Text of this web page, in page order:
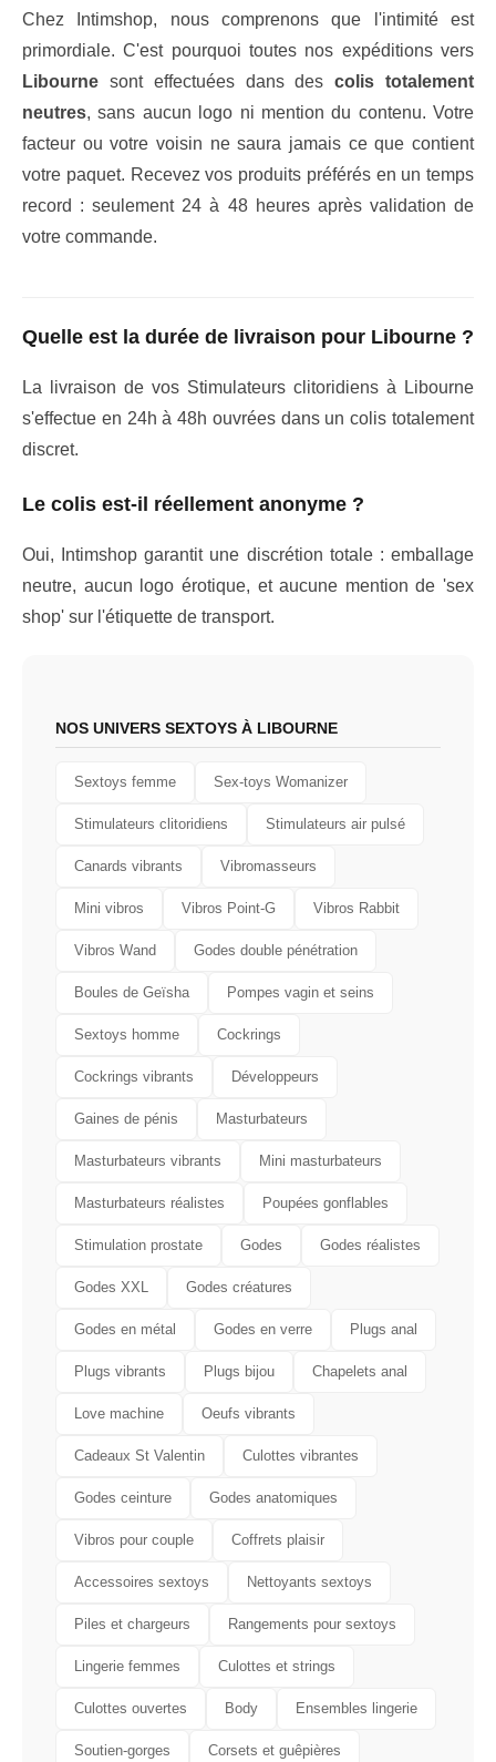
Chez Intimshop, nous comprenons que l'intimité est
primordiale. C'est pourquoi toutes nos expéditions vers
Libourne sont effectuées dans descolis totalement
neutres, sans aucun logo ni mention du contenu. Votre
facteur ou votre voisin ne saura jamais ce que contient
votre paquet. Recevez vos produits préférés en un temps
record : seulement 24 à 48 heures après validation de
votre commande.
Quelle est la durée de livraison pour Libourne ?
La livraison de vos Stimulateurs clitoridiens à Libourne
s'effectue en 24h à 48h ouvrées dans un colis totalement
discret.
Le colis est-il réellement anonyme ?
Oui, Intimshop garantit une discrétion totale : emballage
neutre, aucun logo érotique, et aucune mention de 'sex
shop' sur l'étiquette de transport.
NOS UNIVERS SEXTOYS À LIBOURNE
Sextoys femme Sex-toys Womanizer
Stimulateurs clitoridiens Stimulateurs air pulsé
Canards vibrants Vibromasseurs
Mini vibros Vibros Point-G Vibros Rabbit
Vibros Wand Godes double pénétration
Boules de Geïsha Pompes vagin et seins
Sextoys homme Cockrings
Cockrings vibrants Développeurs
Gaines de pénis Masturbateurs
Masturbateurs vibrants Mini masturbateurs
Masturbateurs réalistes Poupées gonflables
Stimulation prostate Godes Godes réalistes
Godes XXL Godes créatures
Godes en métal Godes en verre Plugs anal
Plugs vibrants Plugs bijou Chapelets anal
Love machine Oeufs vibrants
Cadeaux St Valentin Culottes vibrantes
Godes ceinture Godes anatomiques
Vibros pour couple Coffrets plaisir
Accessoires sextoys Nettoyants sextoys
Piles et chargeurs Rangements pour sextoys
Lingerie femmes Culottes et strings
Culottes ouvertes Body Ensembles lingerie
Soutien-gorges Corsets et guêpières